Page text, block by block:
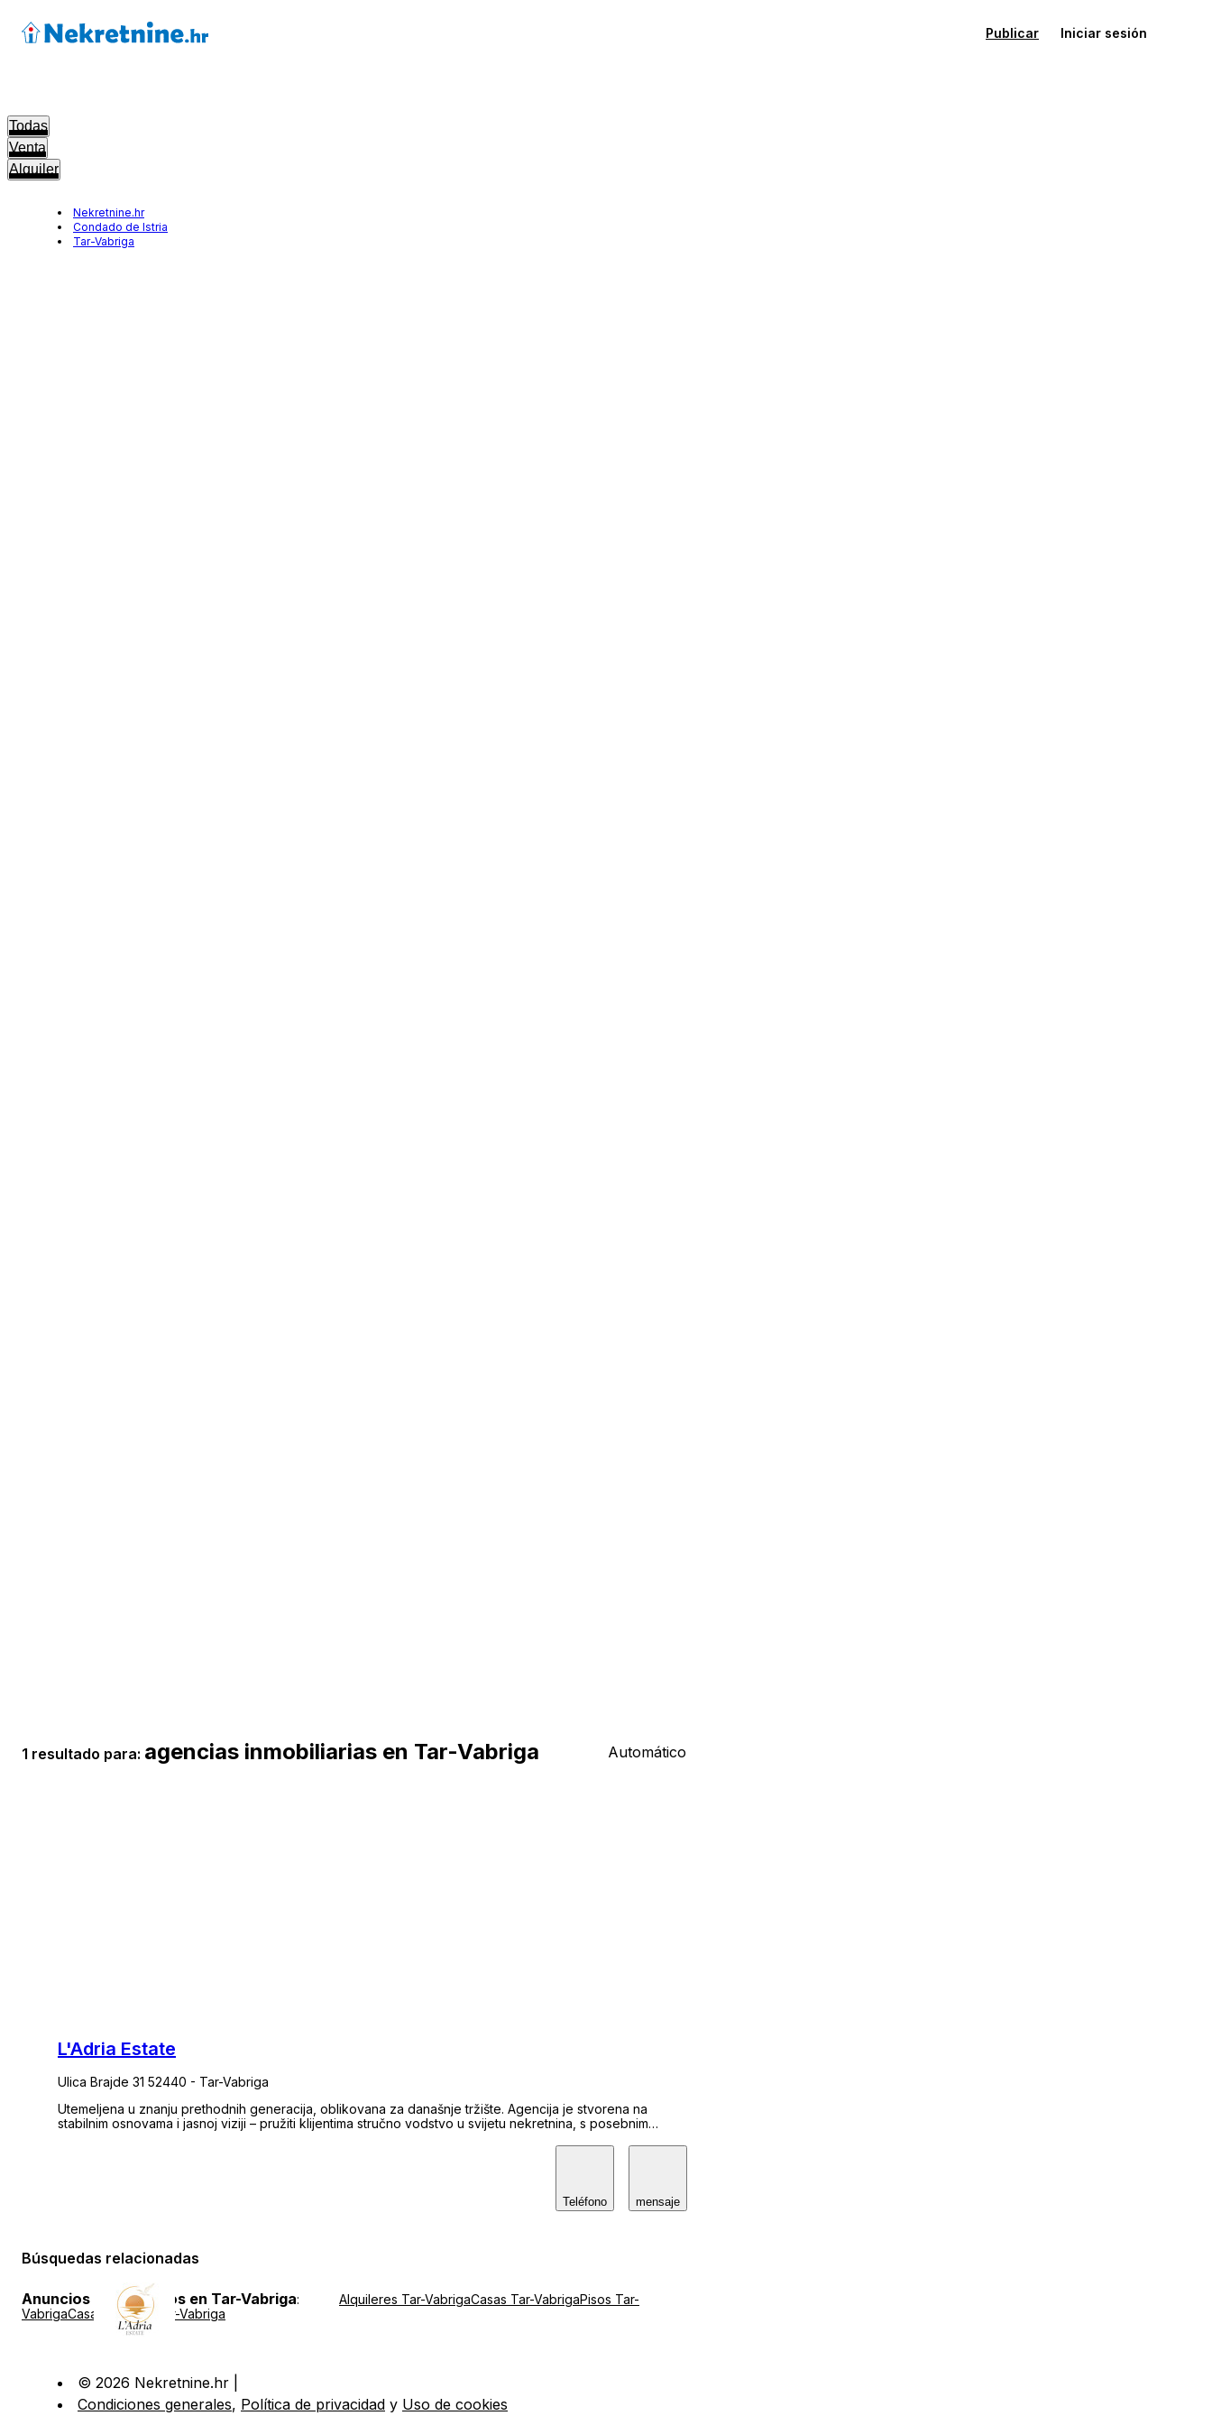
Publicar Iniciar sesión
Todas
Venta
Alquiler
Nekretnine.hr
Condado de Istria
Tar-Vabriga
1 resultado para: agencias inmobiliarias en Tar-Vabriga Automático
L'Adria Estate
Ulica Brajde 31 52440 - Tar-Vabriga
Utemeljena u znanju prethodnih generacija, oblikovana za današnje tržište. Agencija je stvorena na
stabilnim osnovama i jasnoj viziji – pružiti klijentima stručno vodstvo u svijetu nekretnina, s posebnim
savjetovanje usmjereno na isplativost i dugoročni povrat na ulaganje. Naš cilj nije samo pronaći
Teléfono mensaje
Búsquedas relacionadas
Anuncios inmobiliarios en Tar-Vabriga: Alquileres Tar-VabrigaCasas Tar-VabrigaPisos Tar-
VabrigaCasas rústicas Tar-Vabriga
© 2026 Nekretnine.hr |
Condiciones generales, Política de privacidad y Uso de cookies